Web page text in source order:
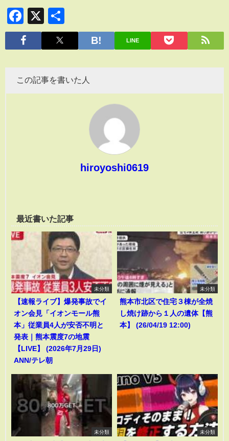
Facebook
X
有
LINE
この記事を書いた人
hiroyoshi0619
最近書いた記事
未分類
【速報ライブ】爆発事故でイ
オン会見「イオンモール熊
本」従業員4人が安否不明と
発表｜熊本震度7の地震
【LIVE】 (2026年7月29日)
ANN/テレ朝
未分類
熊本市北区で住宅３棟が全焼
し焼け跡から１人の遺体【熊
本】 (26/04/19 12:00)
未分類 未分類